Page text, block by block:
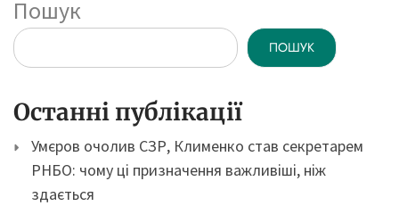
Пошук
ПОШУК
Останні публікації
Умєров очолив СЗР, Клименко став секретарем
РНБО: чому ці призначення важливіші, ніж
здається